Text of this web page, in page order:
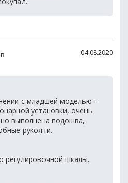
04.08.2020
с младшей моделью -
установки, очень
выполнена подошва,
рукояти.
регулировочной шкалы.